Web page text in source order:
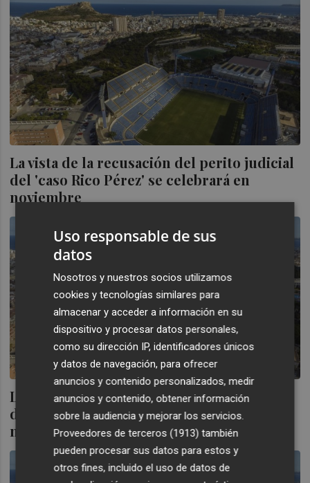
La vista de la recusación del perito judicial
del 'caso Rico Pérez' se celebrará en
noviembre
La vista de la recusación del perito judicial
del 'caso Rico Pérez' se celebrará en
noviembre
Uso responsable de sus
datos
Nosotros y nuestros socios utilizamos
cookies y tecnologías similares para
almacenar y acceder a información en su
dispositivo y procesar datos personales,
como su dirección IP, identificadores únicos
y datos de navegación, para ofrecer
anuncios y contenido personalizados, medir
anuncios y contenido, obtener información
sobre la audiencia y mejorar los servicios.
Proveedores de terceros (1913) también
pueden procesar sus datos para estos y
otros fines, incluido el uso de datos de